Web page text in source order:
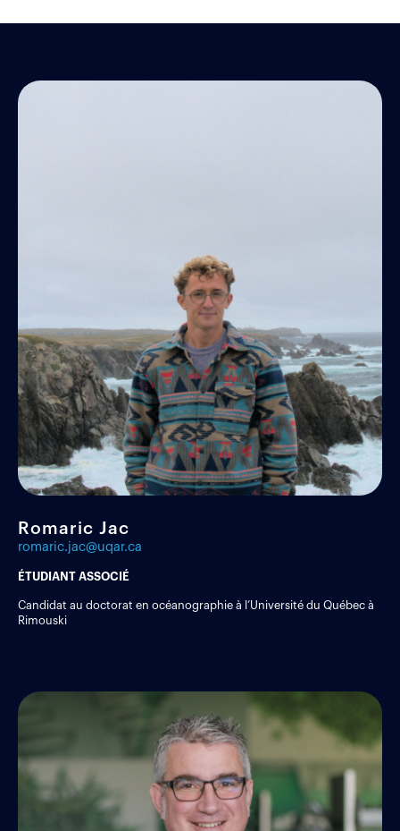
Romaric Jac
romaric.jac@uqar.ca
ÉTUDIANT ASSOCIÉ
Candidat au doctorat en océanographie à l’Université du Québec à
Rimouski